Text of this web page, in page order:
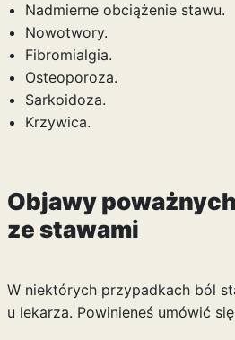
Nadmierne obciążenie stawu.
Nowotwory.
Fibromialgia.
Osteoporoza.
Sarkoidoza.
Krzywica.
Objawy
ze stawami
W niektórych przypadkach ból
u lekarza. Powinieneś umówić